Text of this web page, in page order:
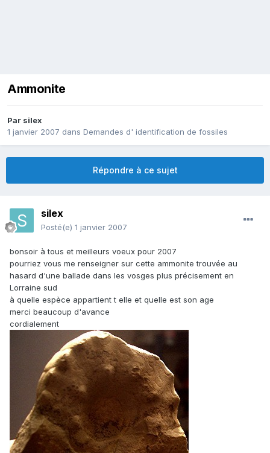
Ammonite
Par silex
1 janvier 2007 dans Demandes d' identification de fossiles
Répondre à ce sujet
silex
Posté(e) 1 janvier 2007
bonsoir à tous et meilleurs voeux pour 2007
pourriez vous me renseigner sur cette ammonite trouvée au
hasard d'une ballade dans les vosges plus précisement en
Lorraine sud
à quelle espèce appartient t elle et quelle est son age
merci beaucoup d'avance
cordialement